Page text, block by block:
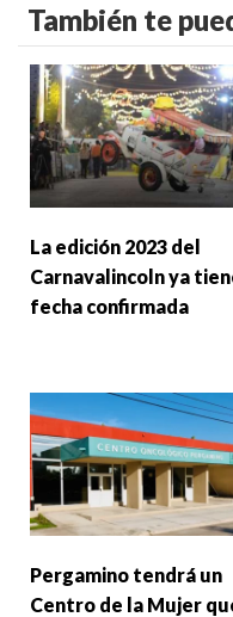
También te
La edición 2023 del
Carnavalincoln ya
fecha confirmada
Pergamino tendrá un
Centro de la Mujer